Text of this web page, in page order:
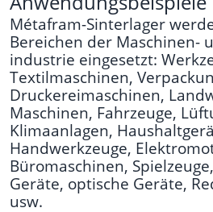
Métafram-Sinterlager
Bereichen der Maschinen-
industrie eingesetzt:
Textilmaschinen,
Druckereimaschinen,
Maschinen, Fahrzeuge,
Klimaanlagen,
Handwerkzeuge,
Büromaschinen,
Geräte, optische Geräte,
usw.